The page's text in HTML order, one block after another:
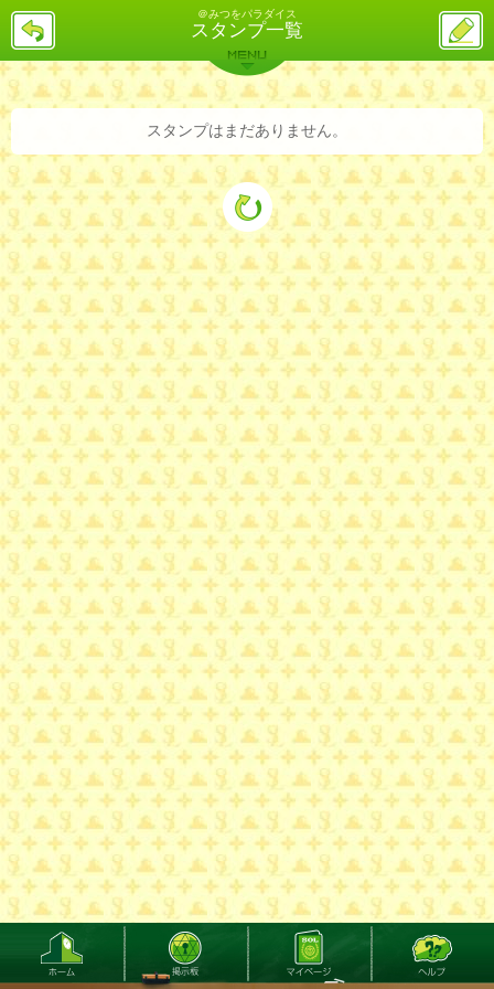
＠みつをパラダイス
スタンプ一覧
戻
ス
投
稿
バックナンバー 詳細検索 ランキング
MENU
スタンプはまだありません。